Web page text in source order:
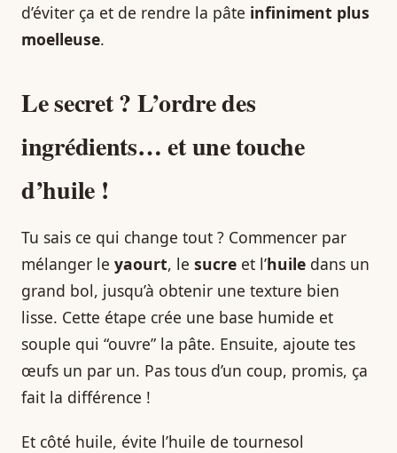
d’éviter ça et de rendre la pâte infiniment plus
moelleuse.
Le secret ? L’ordre des
ingrédients… et une touche
d’huile !
Tu sais ce qui change tout ? Commencer par
mélanger le yaourt, le sucre et l’huile dans un
grand bol, jusqu’à obtenir une texture bien
lisse. Cette étape crée une base humide et
souple qui “ouvre” la pâte. Ensuite, ajoute tes
œufs un par un. Pas tous d’un coup, promis, ça
fait la différence !
Et côté huile, évite l’huile de tournesol